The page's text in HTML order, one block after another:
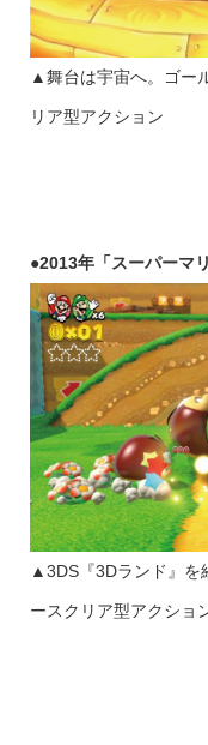
▲舞台は宇宙へ。ゴー
リア型アクション
●2013年「スーパーマ
▲3DS『3Dランド』を
ースクリア型アクショ